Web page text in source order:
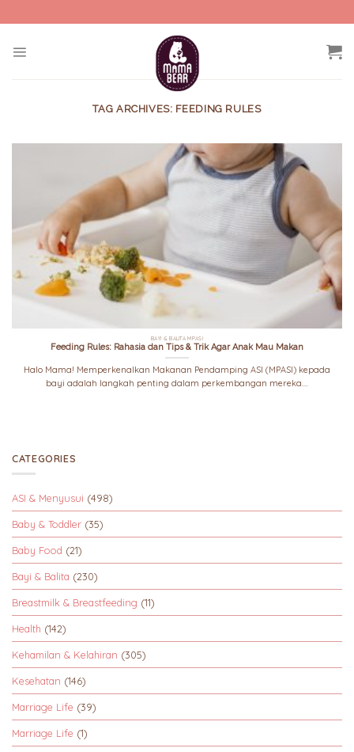
to
TAG ARCHIVES: FEEDING RULES
BAYI & BALITA MPASI
Feeding Rules: Rahasia dan Tips & Trik Agar Anak Mau Makan
Halo Mama! Memperkenalkan Makanan Pendamping ASI (MPASI) kepada
bayi adalah langkah penting dalam perkembangan mereka....
CATEGORIES
ASI & Menyusui (498)
Baby & Toddler (35)
Baby Food (21)
Bayi & Balita (230)
Breastmilk & Breastfeeding (11)
Health (142)
Kehamilan & Kelahiran (305)
Kesehatan (146)
Marriage Life (39)
Marriage Life (1)